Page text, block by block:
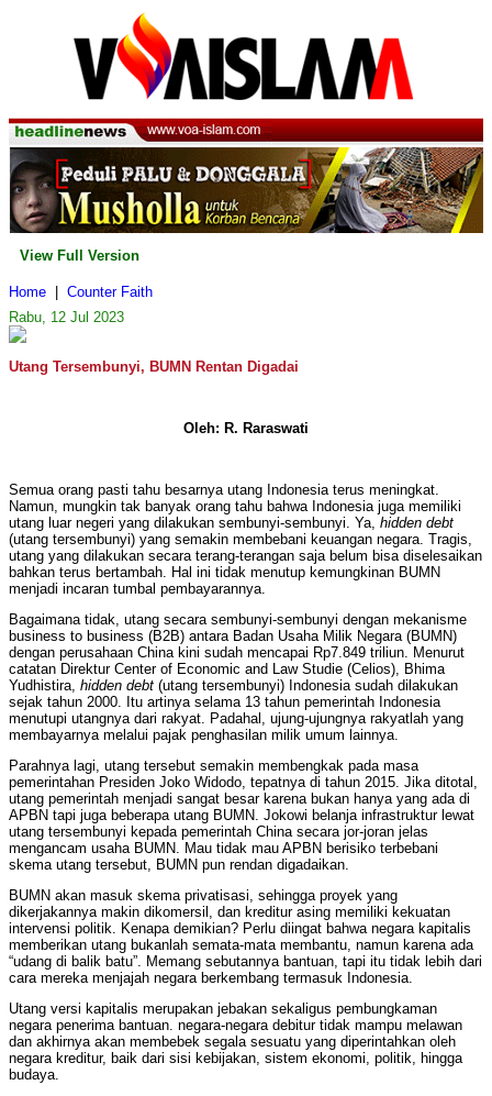
View Full Version
Home
Counter Faith
Rabu, 12 Jul 2023
Utang Tersembunyi, BUMN Rentan Digadai
Oleh: R. Raraswati
Semua orang pasti tahu besarnya utang Indonesia terus meningkat.
Namun, mungkin tak banyak orang tahu bahwa Indonesia juga memiliki
utang luar negeri yang dilakukan sembunyi-sembunyi. Ya, hidden debt
(utang tersembunyi) yang semakin membebani keuangan negara. Tragis,
utang yang dilakukan secara terang-terangan saja belum bisa diselesaikan
bahkan terus bertambah. Hal ini tidak menutup kemungkinan BUMN
menjadi incaran tumbal pembayarannya.
Bagaimana tidak, utang secara sembunyi-sembunyi dengan mekanisme
business to business (B2B) antara Badan Usaha Milik Negara (BUMN)
dengan perusahaan China kini sudah mencapai Rp7.849 triliun. Menurut
catatan Direktur Center of Economic and Law Studie (Celios), Bhima
Yudhistira, hidden debt (utang tersembunyi) Indonesia sudah dilakukan
sejak tahun 2000. Itu artinya selama 13 tahun pemerintah Indonesia
menutupi utangnya dari rakyat. Padahal, ujung-ujungnya rakyatlah yang
membayarnya melalui pajak penghasilan milik umum lainnya.
Parahnya lagi, utang tersebut semakin membengkak pada masa
pemerintahan Presiden Joko Widodo, tepatnya di tahun 2015. Jika ditotal,
utang pemerintah menjadi sangat besar karena bukan hanya yang ada di
APBN tapi juga beberapa utang BUMN. Jokowi belanja infrastruktur lewat
utang tersembunyi kepada pemerintah China secara jor-joran jelas
mengancam usaha BUMN. Mau tidak mau APBN berisiko terbebani
skema utang tersebut, BUMN pun rendan digadaikan.
BUMN akan masuk skema privatisasi, sehingga proyek yang
dikerjakannya makin dikomersil, dan kreditur asing memiliki kekuatan
intervensi politik. Kenapa demikian? Perlu diingat bahwa negara kapitalis
memberikan utang bukanlah semata-mata membantu, namun karena ada
“udang di balik batu”. Memang sebutannya bantuan, tapi itu tidak lebih dari
cara mereka menjajah negara berkembang termasuk Indonesia.
Utang versi kapitalis merupakan jebakan sekaligus pembungkaman
negara penerima bantuan. negara-negara debitur tidak mampu melawan
dan akhirnya akan membebek segala sesuatu yang diperintahkan oleh
negara kreditur, baik dari sisi kebijakan, sistem ekonomi, politik, hingga
budaya.